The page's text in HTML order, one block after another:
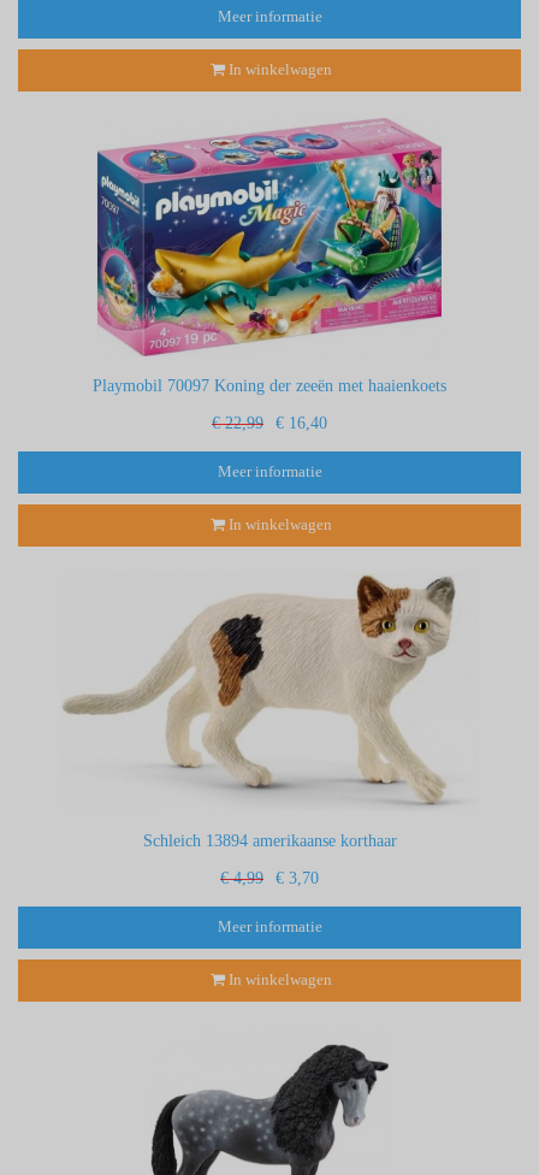
Meer informatie
In winkelwagen
Playmobil 70097 Koning der zeeën met haaienkoets
€ 22,99 € 16,40
Meer informatie
In winkelwagen
Schleich 13894 amerikaanse korthaar
€ 4,99 € 3,70
Meer informatie
In winkelwagen